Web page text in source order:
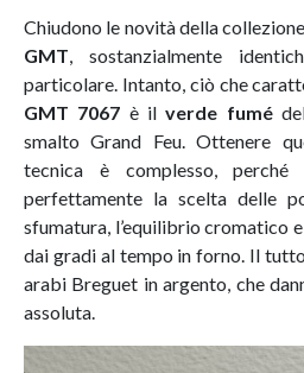
Chiudono le novità della
GMT , sostanzialmente
particolare. Intanto, ciò che
GMT 7067 è ilverde fumédel
smalto Grand Feu. Ottenere
tecnica è complesso, perché
perfettamente la scelta delle
sfumatura, l’equilibrio cromatico
dai gradi al tempo in forno. Il
arabi Breguet in argento, che
assoluta.